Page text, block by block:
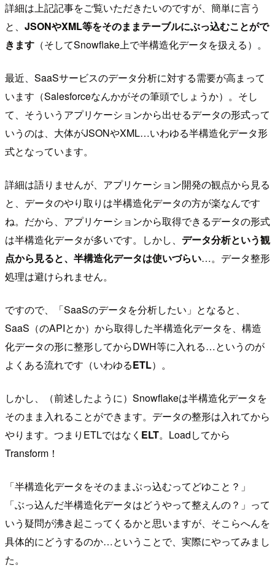
詳細は上記記事をご覧いただきたいのですが、簡単に言う
と、 JSONやXML等をそのままテーブルにぶっ込むことがで
きます （そしてSnowflake上で半構造化データを扱える）。
最近、SaaSサービスのデータ分析に対する需要が高まって
います（Salesforceなんかがその筆頭でしょうか）。そし
て、そういうアプリケーションから出せるデータの形式って
いうのは、大体がJSONやXML…いわゆる半構造化データ形
式となっています。
詳細は語りませんが、アプリケーション開発の観点から見る
と、データのやり取りは半構造化データの方が楽なんです
ね。だから、アプリケーションから取得できるデータの形式
は半構造化データが多いです。しかし、 データ分析という観
点から見ると、半構造化データは使いづらい…。データ整形
処理は避けられません。
ですので、「SaaSのデータを分析したい」となると、
SaaS（のAPIとか）から取得した半構造化データを、構造
化データの形に整形してからDWH等に入れる…というのが
よくある流れです（いわゆるETL）。
しかし、（前述したように）Snowflakeは半構造化データを
そのまま入れることができます。データの整形は入れてから
やります。つまりETLではなく ELT。Loadしてから
Transform！
「半構造化データをそのままぶっ込むってどゆこと？」
「ぶっ込んだ半構造化データはどうやって整えんの？」って
いう疑問が沸き起こってくるかと思いますが、そこらへんを
具体的にどうするのか…ということで、実際にやってみまし
た。